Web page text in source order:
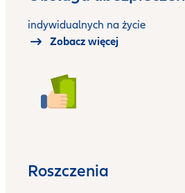
indywidualnych na życie
Zobacz więcej
Roszczenia